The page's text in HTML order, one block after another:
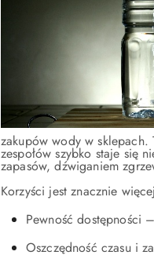
zakupów wody w sklepach.
zespołów szybko staje się
zapasów, dźwiganiem
Korzyści jest znacznie
Pewność dostępności
Oszczędność czasu i